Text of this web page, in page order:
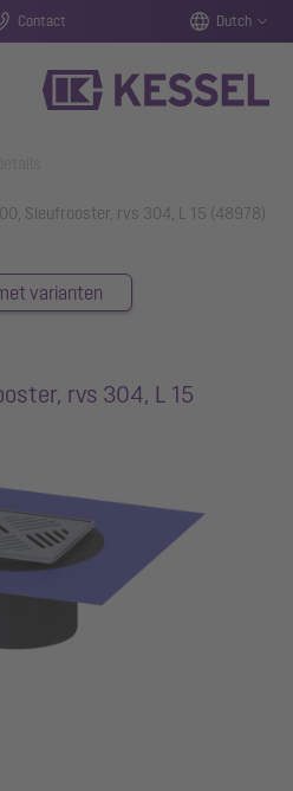
Contact Dutch
Sleufrooster, rvs 304, L 15 (48978)
varianten
rvs 304, L 15